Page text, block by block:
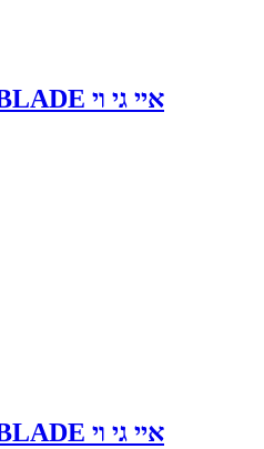
קסדה לאופנוע AGV BLADE איי גי וי
קסדה לאופנוע AGV BLADE איי גי וי